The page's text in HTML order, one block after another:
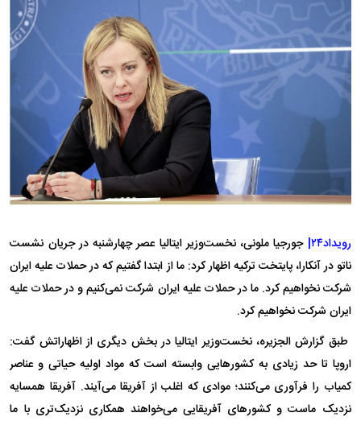
رویداد۲۴|
جورجیا ملونی، نخست‌وزیر ایتالیا عصر چهارشنبه در جریان نشست
ناتو در آنکارا، پایتخت ترکیه اظهار کرد: ما از ابتدا گفتیم که در حملات علیه ایران
شرکت نخواهیم کرد. ما در حملات علیه ایران شرکت نمی‌کنیم و در حملات علیه
ایران شرکت نخواهیم کرد.
طبق گزارش الجزیره، نخست‌وزیر ایتالیا در بخش دیگری از اظهاراتش گفت:
اروپا تا حد زیادی به کشورهایی وابسته است که مواد اولیه حیاتی و عناصر
کمیاب را فرآوری می‌کنند؛ موادی که اغلب از آفریقا می‌آیند. آفریقا همسایه
نزدیک ماست و کشورهای آفریقایی می‌خواهند همکاری نزدیک‌تری با ما